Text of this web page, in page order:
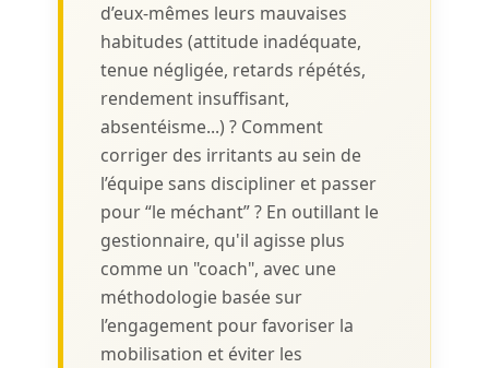
d’eux-mêmes leurs mauvaises
habitudes (attitude inadéquate,
tenue négligée, retards répétés,
rendement insuffisant,
absentéisme...) ? Comment
corriger des irritants au sein de
l’équipe sans discipliner et passer
pour “le méchant” ? En outillant le
gestionnaire, qu'il agisse plus
comme un "coach", avec une
méthodologie basée sur
l’engagement pour favoriser la
mobilisation et éviter les